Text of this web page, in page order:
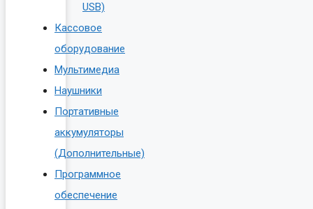
USB)
Кассовое
оборудование
Мультимедиа
Наушники
Портативные
аккумуляторы
(Дополнительные)
Программное
обеспечение